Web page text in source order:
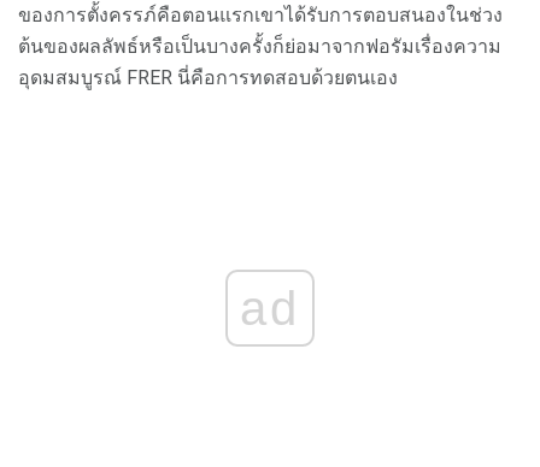
ของการตั้งครรภ์คือตอนแรกเขาได้รับการตอบสนองในช่วง
ต้นของผลลัพธ์หรือเป็นบางครั้งก็ย่อมาจากฟอรัมเรื่องความ
อุดมสมบูรณ์ FRER นี่คือการทดสอบด้วยตนเอง
ad